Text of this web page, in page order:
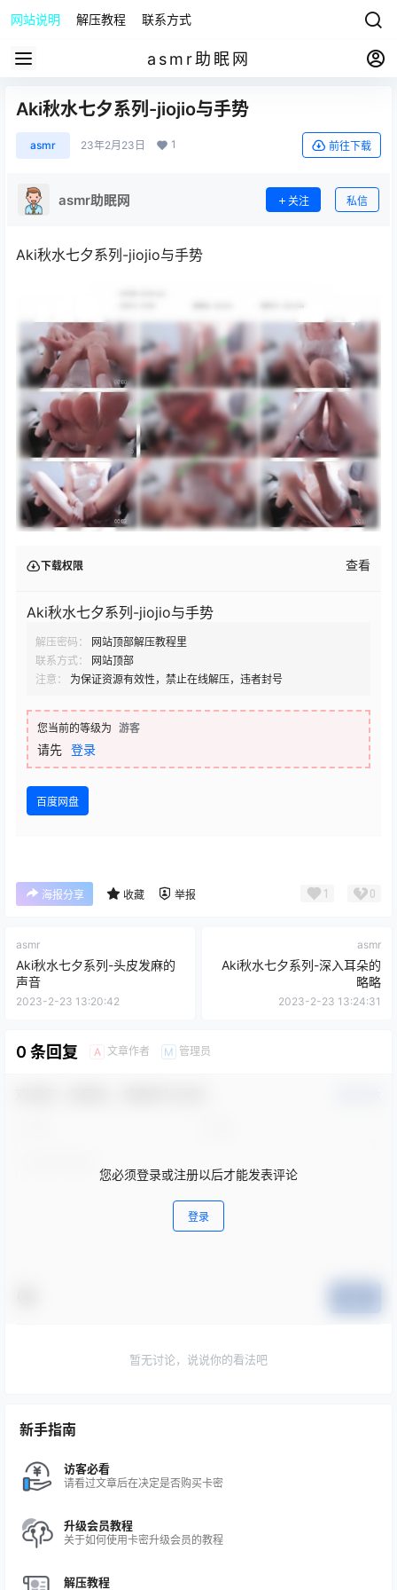
网站说明 解压教程 联系方式
asmr助眠网
Aki秋水七夕系列-jiojio与手势
asmr 23年2月23日 1 前往下载
asmr助眠网 关注 私信
Aki秋水七夕系列-jiojio与手势
下载权限 查看
Aki秋水七夕系列-jiojio与手势
解压密码：
网站顶部解压教程里
联系方式：
网站顶部
注意：
为保证资源有效性，禁止在线解压，违者封号
您当前的等级为 游客
请先 登录
百度网盘
海报分享 收藏 举报 1 0
asmr
Aki秋水七夕系列-头皮发麻的
声音
2023-2-23 13:20:42
asmr
Aki秋水七夕系列-深入耳朵的
略略
2023-2-23 13:24:31
0 条回复 A 文章作者 M 管理员
您必须登录或注册以后才能发表评论
登录
暂无讨论，说说你的看法吧
新手指南
访客必看
请看过文章后在决定是否购买卡密
升级会员教程
关于如何使用卡密升级会员的教程
解压教程